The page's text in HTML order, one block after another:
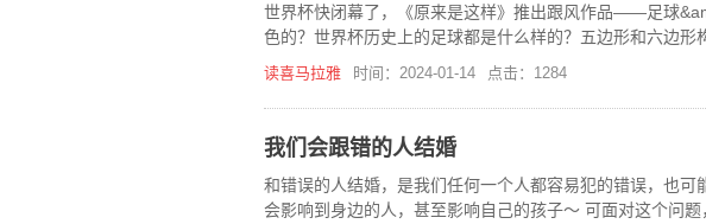
世界杯快闭幕了，《原来是这样》推出跟风作品——足球
色的？世界杯历史上的足球都是什么样的？五边形和六边形
最最小的足球有多小吗？
读喜马拉雅 时间：2024-01-14 点击：1284
我们会跟错的人结婚
和错误的人结婚，是我们任何一个人都容易犯的错误，也
会影响到身边的人，甚至影响自己的孩子～ 可面对这个问题